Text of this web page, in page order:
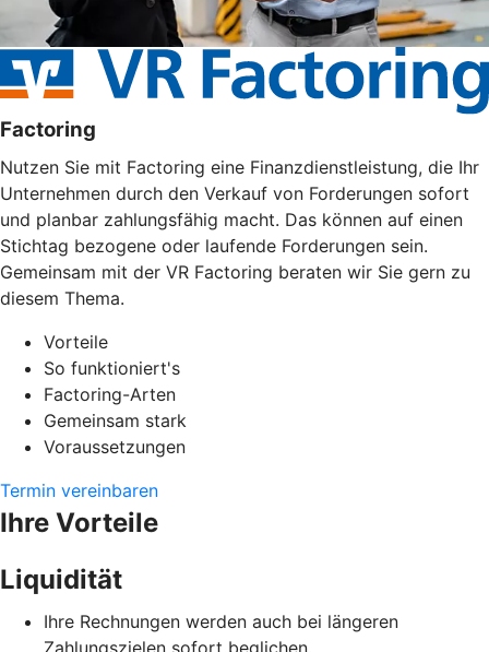
Factoring
Nutzen Sie mit Factoring eine Finanzdienstleistung, die Ihr
Unternehmen durch den Verkauf von Forderungen sofort
und planbar zahlungsfähig macht. Das können auf einen
Stichtag bezogene oder laufende Forderungen sein.
Gemeinsam mit der VR Factoring beraten wir Sie gern zu
diesem Thema.
Vorteile
So funktioniert's
Factoring-Arten
Gemeinsam stark
Voraussetzungen
Termin vereinbaren
Ihre Vorteile
Liquidität
Ihre Rechnungen werden auch bei längeren